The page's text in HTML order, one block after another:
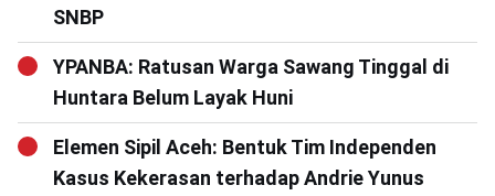
SNBP
YPANBA: Ratusan Warga Sawang Tinggal di
Huntara Belum Layak Huni
Elemen Sipil Aceh: Bentuk Tim Independen
Kasus Kekerasan terhadap Andrie Yunus